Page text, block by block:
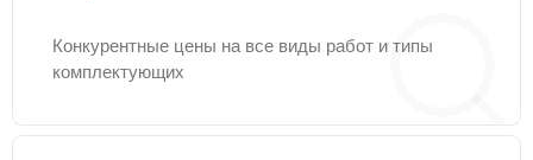
Конкурентные цены на все виды работ и типы
комплектующих